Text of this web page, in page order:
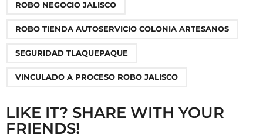
ROBO NEGOCIO JALISCO
ROBO TIENDA AUTOSERVICIO COLONIA ARTESANOS
SEGURIDAD TLAQUEPAQUE
VINCULADO A PROCESO ROBO JALISCO
LIKE IT? SHARE WITH YOUR
FRIENDS!